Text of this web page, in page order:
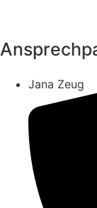
Jana Zeug